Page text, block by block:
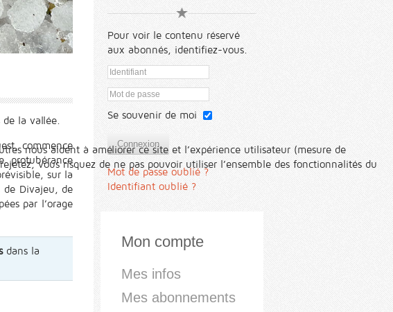
la vallée.
commence
protubérance
sur la
de Divajeu, de
par l’orage
dans la
Pour voir le contenu réservé
aux abonnés, identifiez-vous.
Se souvenir de moi
Connexion
Mot de passe oublié ?
Identifiant oublié ?
Mon compte
Mes infos
Mes abonnements
nous aident à améliorer ce site et l’expérience utilisateur (mesure de
vous risquez de ne pas pouvoir utiliser l’ensemble des fonctionnalités du